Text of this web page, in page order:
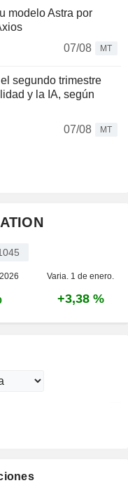
modelo Astra por
07/08
MT
segundo trimestre
y la IA, según
07/08
MT
Varia. 1 de enero.
+3,38 %